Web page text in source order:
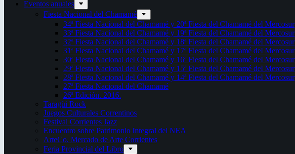
Eventos anuales
Fiesta Nacional del Chamamé
34ª Fiesta Nacional del Chamamé y 20ª Fiesta del Chamamé del Mercosur
33ª Fiesta Nacional del Chamamé y 19ª Fiesta del Chamamé del Mercosur
32ª Fiesta Nacional del Chamamé y 18ª Fiesta del Chamamé del Mercosur
31ª Fiesta Nacional del Chamamé y 17ª Fiesta del Chamamé del Mercosur
30ª Fiesta Nacional del Chamamé y 16ª Fiesta del Chamamé del Mercosur
29ª Fiesta Nacional del Chamamé y 15ª Fiesta del Chamamé del Mercosur
28ª Fiesta Nacional del Chamamé y 14ª Fiesta del Chamamé del Mercosur
27ª Fiesta Nacional del Chamamé
26ª Edición. 2016.
Taragüi Rock
Juegos Culturales Correntinos
Festival Corrientes Jazz
Encuentro sobre Patrimonio Integral del NEA
ArteCo. Mercado de Arte Corrientes
Feria Provincial del Libro